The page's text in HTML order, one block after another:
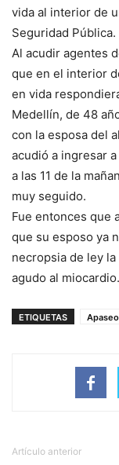
vida al interior de
Seguridad Pública.
Al acudir agentes
que en el interior
en vida
Medellín, de 48
con la esposa del
acudió a ingresar
a las 11 de la
muy seguido.
Fue entonces que
que su esposo ya
necropsia de ley
agudo al miocardio.
ETIQUETAS
Artículo anterior